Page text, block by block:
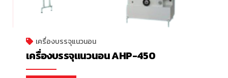
เครื่องบรรจุแนวนอน
เครื่องบรรจุแนวนอน AHP-450